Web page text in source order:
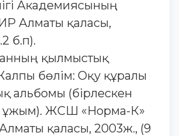
Академиясының
Алматы қаласы,
б.п).
қылмыстық
бөлім: Оқу құралы
альбомы (бірлескен
ұжым). ЖСШ «Норма-К»
қаласы, 2003ж., (9